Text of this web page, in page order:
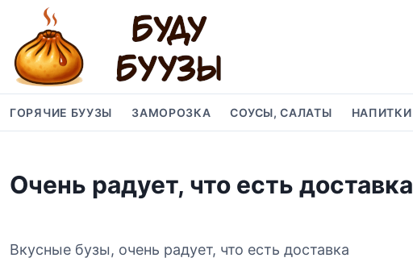
ГОРЯЧИЕ БУУЗЫ ЗАМОРОЗКА СОУСЫ, САЛАТЫ НАПИТКИ
Очень радует, что есть доставка
Вкусные бузы, очень радует, что есть доставка